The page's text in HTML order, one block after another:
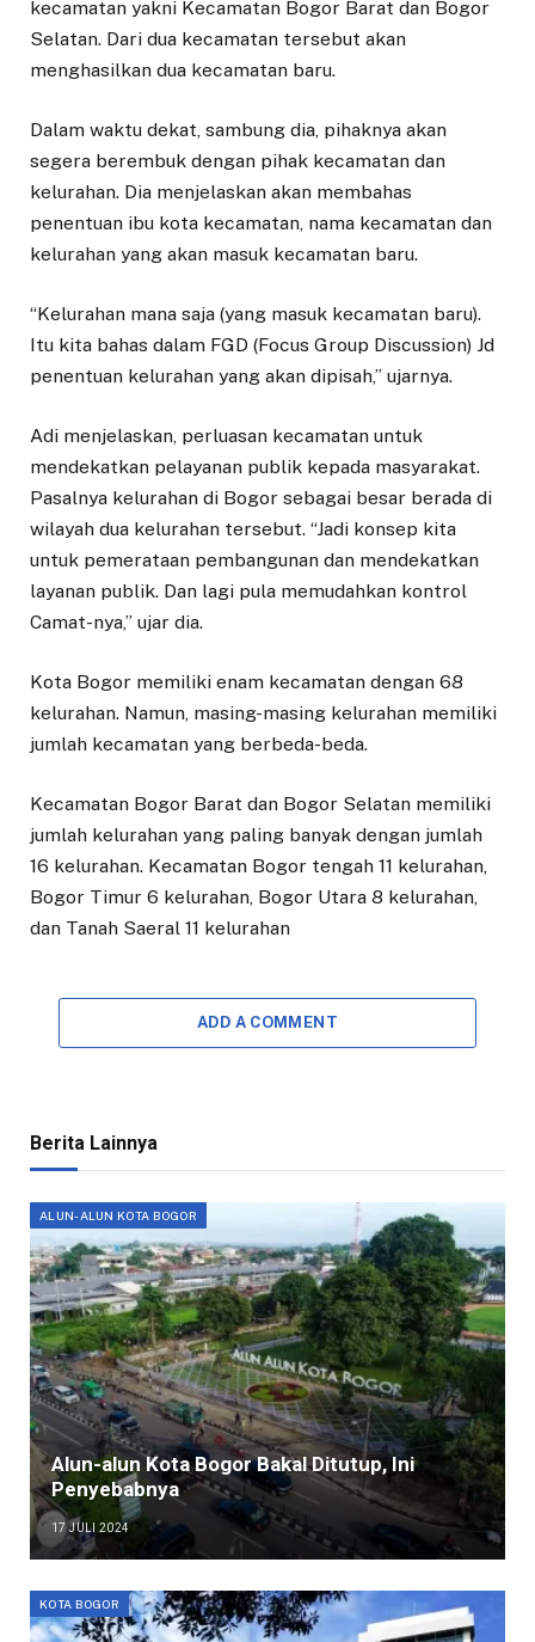
kecamatan yakni Kecamatan Bogor Barat dan Bogor
Selatan. Dari dua kecamatan tersebut akan
menghasilkan dua kecamatan baru.
Dalam waktu dekat, sambung dia, pihaknya akan
segera berembuk dengan pihak kecamatan dan
kelurahan. Dia menjelaskan akan membahas
penentuan ibu kota kecamatan, nama kecamatan dan
kelurahan yang akan masuk kecamatan baru.
“Kelurahan mana saja (yang masuk kecamatan baru).
Itu kita bahas dalam FGD (Focus Group Discussion) Jd
penentuan kelurahan yang akan dipisah,” ujarnya.
Adi menjelaskan, perluasan kecamatan untuk
mendekatkan pelayanan publik kepada masyarakat.
Pasalnya kelurahan di Bogor sebagai besar berada di
wilayah dua kelurahan tersebut. “Jadi konsep kita
untuk pemerataan pembangunan dan mendekatkan
layanan publik. Dan lagi pula memudahkan kontrol
Camat-nya,” ujar dia.
Kota Bogor memiliki enam kecamatan dengan 68
kelurahan. Namun, masing-masing kelurahan memiliki
jumlah kecamatan yang berbeda-beda.
Kecamatan Bogor Barat dan Bogor Selatan memiliki
jumlah kelurahan yang paling banyak dengan jumlah
16 kelurahan. Kecamatan Bogor tengah 11 kelurahan,
Bogor Timur 6 kelurahan, Bogor Utara 8 kelurahan,
dan Tanah Saeral 11 kelurahan
ADD A COMMENT
Berita Lainnya
ALUN-ALUN KOTA BOGOR
Alun-alun Kota Bogor Bakal Ditutup, Ini
Penyebabnya
17 JULI 2024
KOTA BOGOR